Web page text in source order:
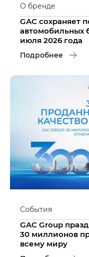
О бренде
GAC сохраняет
автомобильных
июля 2026 года
Подробнее
События
GAC Group
30 миллионов
всему миру